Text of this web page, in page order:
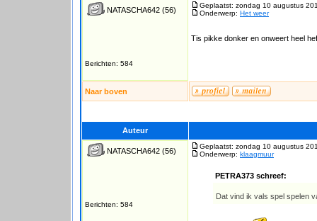
NATASCHA642 (56)
Berichten: 584
Geplaatst: zondag 10 augustus
Onderwerp: Het weer
Tis pikke donker en onweert heel
Naar boven
Auteur
NATASCHA642 (56)
Berichten: 584
Geplaatst: zondag 10 augustus
Onderwerp: klaagmuur
PETRA373 schreef:
Dat vind ik vals spel spelen